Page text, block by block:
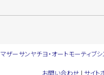
マザーサンヤチヨ・オートモーティブ
お問い合わせ | サイト